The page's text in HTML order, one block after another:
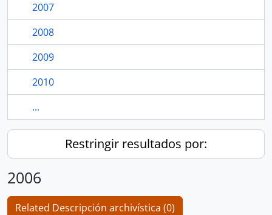
2007
2008
2009
2010
...
Restringir resultados por:
2006
Related Descripción archivística (0)